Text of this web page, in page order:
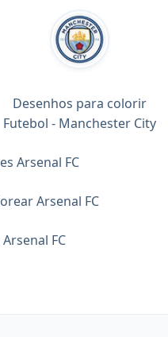
Desenhos para colorir
Futebol - Manchester City
Arsenal FC
Arsenal FC
FC